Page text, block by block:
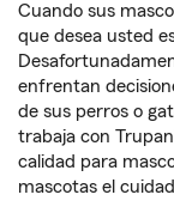
Cuando sus
que desea usted
enfrentan
de sus perros o
trabaja con
calidad para
mascotas el